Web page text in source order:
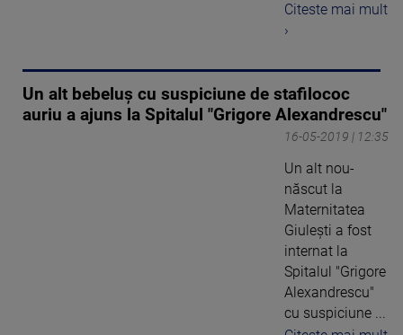
Citeste mai mult
›
Un alt bebeluş cu suspiciune de stafilococ
auriu a ajuns la Spitalul "Grigore Alexandrescu"
16-05-2019 | 12:35
Un alt nou-
născut la
Maternitatea
Giuleşti a fost
internat la
Spitalul "Grigore
Alexandrescu"
cu suspiciune ...